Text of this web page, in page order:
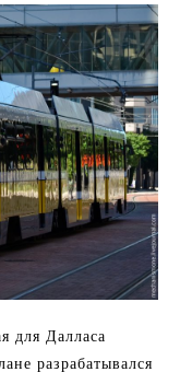
для Далласа
разрабатывался